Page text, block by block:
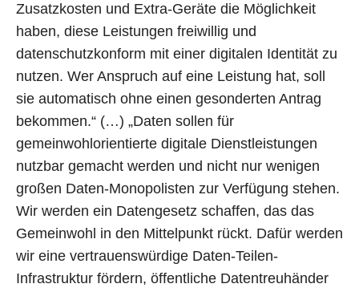
Zusatzkosten und Extra-Geräte die Möglichkeit
haben, diese Leistungen freiwillig und
datenschutzkonform mit einer digitalen Identität zu
nutzen. Wer Anspruch auf eine Leistung hat, soll
sie automatisch ohne einen gesonderten Antrag
bekommen.“ (…) „Daten sollen für
gemeinwohlorientierte digitale Dienstleistungen
nutzbar gemacht werden und nicht nur wenigen
großen Daten-Monopolisten zur Verfügung stehen.
Wir werden ein Datengesetz schaffen, das das
Gemeinwohl in den Mittelpunkt rückt. Dafür werden
wir eine vertrauenswürdige Daten-Teilen-
Infrastruktur fördern, öffentliche Datentreuhänder